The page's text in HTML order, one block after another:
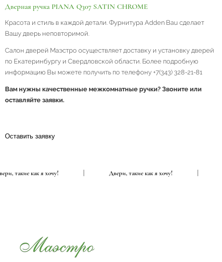
Дверная ручка PIANA Q307 SATIN CHROME
Красота и стиль в каждой детали. Фурнитура Adden Bau сделает
Вашу дверь неповторимой.
Салон дверей Маэстро осуществляет доставку и установку дверей
по Екатеринбургу и Свердловской области. Более подробную
информацию Вы можете получить по телефону +7(343) 328-21-81
Вам нужны качественные межкомнатные ручки? Звоните или
оставляйте заявки.
Оставить заявку
Двери, такие как я хочу! Двери, такие как я хочу!